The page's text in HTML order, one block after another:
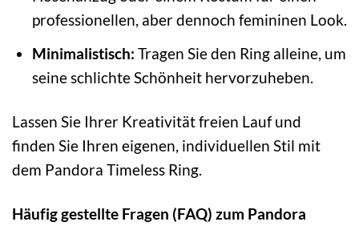
professionellen, aber dennoch femininen Look.
Minimalistisch: Tragen Sie den Ring alleine, um
seine schlichte Schönheit hervorzuheben.
Lassen Sie Ihrer Kreativität freien Lauf und
finden Sie Ihren eigenen, individuellen Stil mit
dem Pandora Timeless Ring.
Häufig gestellte Fragen (FAQ) zum Pandora